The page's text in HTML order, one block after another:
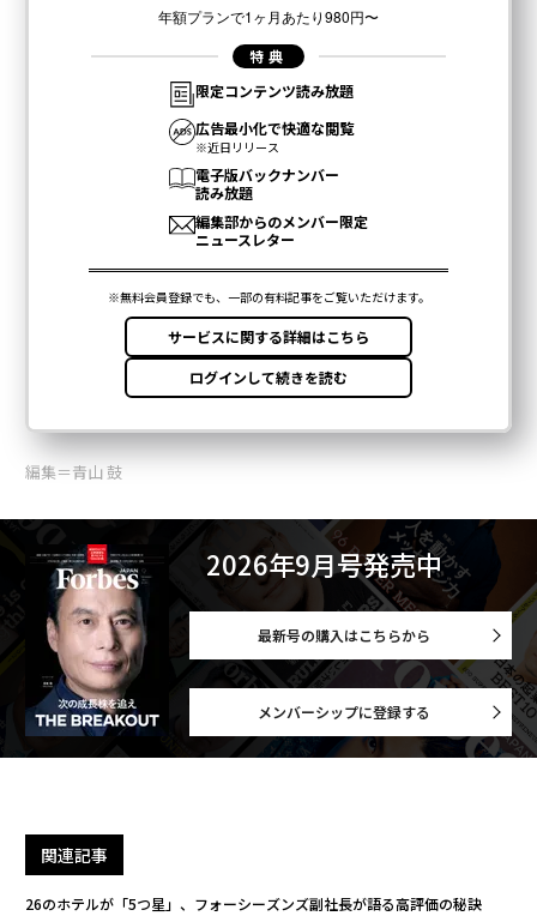
編集＝青山 鼓
2026年9月号発売中
最新号の購入はこちらから
メンバーシップに登録する
関連記事
26のホテルが「5つ星」、フォーシーズンズ副社長が語る高評価の秘訣